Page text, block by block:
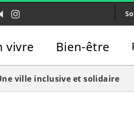
Lien
vers
chaîne
Youtube
vers
compte
Instagram
vivre Bien-être
ville inclusive et solidaire